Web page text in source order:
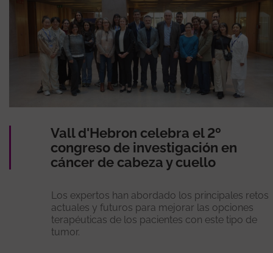
Vall d'Hebron celebra el 2º
congreso de investigación en
cáncer de cabeza y cuello
Los expertos han abordado los principales retos
actuales y futuros para mejorar las opciones
terapéuticas de los pacientes con este tipo de
tumor.